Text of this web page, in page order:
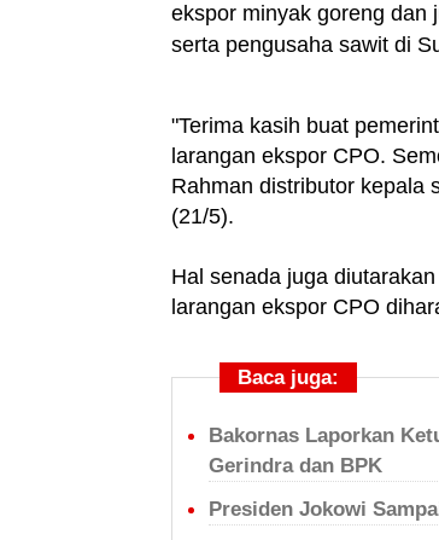
ekspor minyak goreng dan
serta pengusaha sawit di
"Terima kasih buat
larangan ekspor CPO.
Rahman distributor kepala
(21/5).
Hal senada juga
larangan ekspor CPO
Baca juga:
Bakornas Laporkan
Gerindra dan BPK
Presiden Jokowi